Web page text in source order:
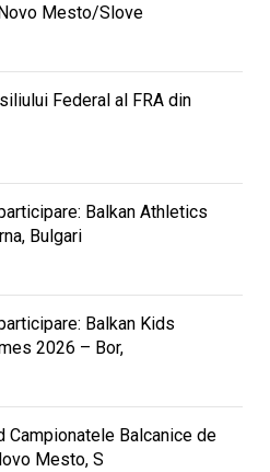
Mesto/Slove
Federal al FRA din
Balkan Athletics
Bulgari
Balkan Kids
2026 – Bor,
Campionatele Balcanice de
Mesto, S